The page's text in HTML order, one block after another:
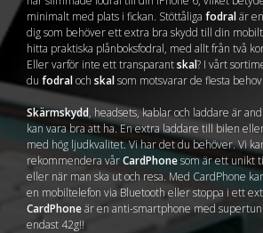
minimalt med plats i fickan. Stöttåliga fodralär
dig som behöver ett extra bra skydd till din
hitta praktiska plånboksfodral, med allt från två
Eller varför inte ett transparantskal? I vårt
du fodraloch skalsom motsvarar de flesta
Skärmskydd, headsets, kablar och laddare är
kan vara bra att ha. En extra laddare till bilen
med hög ljudkvalitet. Vi har det du behöver. Vi
rekommendera vårCardPhonesom är ett unikt
eller när man ska ut och resa. Med CardPhone
en mobiltelefon via Bluetooth eller stoppa i ett
CardPhoneär en anti-smartphone med
endast 42g!!